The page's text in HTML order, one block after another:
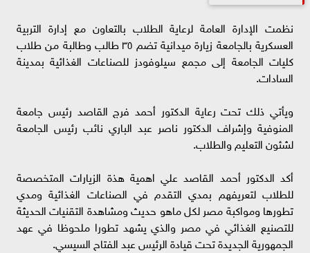
نظمت الإدارة العامة لرعاية الطلاب بالتعاون مع إدارة التربية
العسكرية بالجامعة زيارة ميدانية تضم ٣٥ طالب وطالبة من طلاب
كليات الجامعة إلى مجمع سيلوفودز للصناعات الغذائية بمدينة
السادات.
ويأتي ذلك تحت رعاية الدكتور أحمد فرج القاصد رئيس جامعة
المنوفية وإشراف الدكتور ناصر عبد الباري نائب رئيس الجامعة
لشئون التعليم والطلاب.
أكد الدكتور أحمد القاصد علي اهمية هذة الزيارات المتخصصة
للطلاب لتعريفهم بمدي التقدم في الصناعات الغذائية ومدي
تطورها ومواكبة مصر لكل ماهو حديث ومشاهدة التقنيات الحديثة
للتصنيع الغذائي في مصر والذي يشهد تطورا ملحوظا في عهد
الجمهورية الجديدة تحت قيادة الرئيس عبد الفتاح السيسي.